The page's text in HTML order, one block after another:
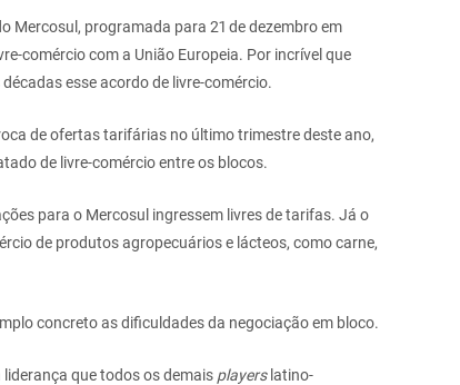
Mercosul, programada para 21 de dezembro em
comércio com a União Europeia. Por incrível que
esse acordo de livre-comércio.
de ofertas tarifárias no último trimestre deste ano,
de livre-comércio entre os blocos.
para o Mercosul ingressem livres de tarifas. Já o
de produtos agropecuários e lácteos, como carne,
concreto as dificuldades da negociação em bloco.
que todos os demais playerslatino-